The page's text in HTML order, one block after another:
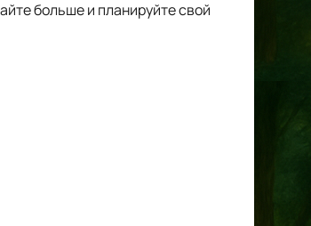
больше и планируйте свой